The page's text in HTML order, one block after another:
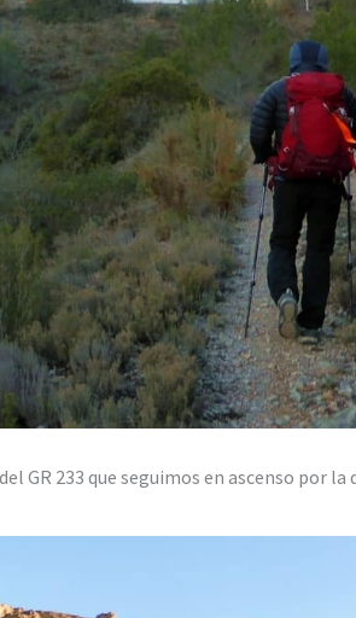
GR 233 que seguimos en ascenso por la